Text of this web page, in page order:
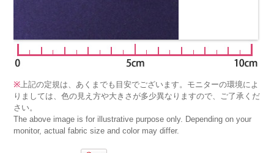
※上記の定規は、あくまでも目安でございます。モニターの環境によ
りましては、色の見え方や大きさが多少異なりますので、ご了承くだ
さい。
The above image is for illustrative purpose only. Depending on your
monitor, actual fabric size and color may differ.